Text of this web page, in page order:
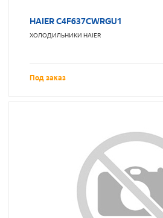
HAIER C4F637CWRGU1
ХОЛОДИЛЬНИКИ HAIER
Под заказ